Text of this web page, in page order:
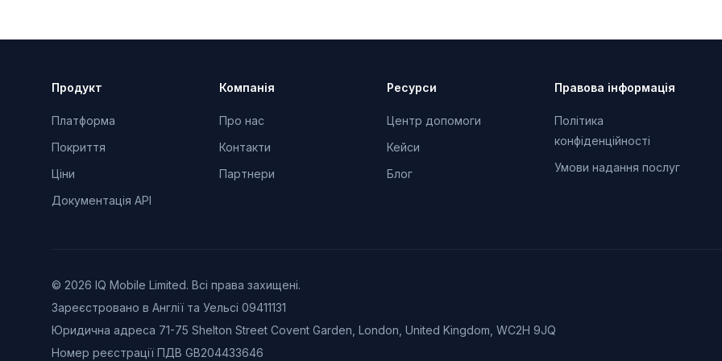
Продукт
Платформа
Покриття
Ціни
Документація API
Компанія
Про нас
Контакти
Партнери
Ресурси
Центр допомоги
Кейси
Блог
Правова інформація
Політика
конфіденційності
Умови надання послуг
© 2026 IQ Mobile Limited. Всі права захищені.
Зареєстровано в Англії та Уельсі 09411131
Юридична адреса 71-75 Shelton Street Covent Garden, London, United Kingdom, WC2H 9JQ
Номер реєстрації ПДВ GB204433646